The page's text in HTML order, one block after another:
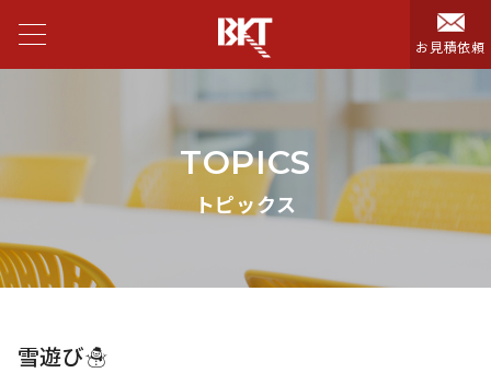
お見積依頼
TOPICS
トピックス
雪遊び☃️